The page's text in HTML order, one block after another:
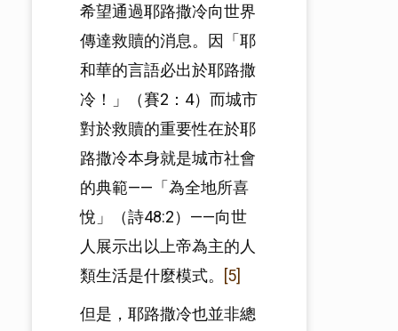
希望通過耶路撒冷向世界
傳達救贖的消息。因「耶
和華的言語必出於耶路撒
冷！」（賽2：4）而城市
對於救贖的重要性在於耶
路撒冷本身就是城市社會
的典範——「為全地所喜
悅」（詩48:2）——向世
人展示出以上帝為主的人
類生活是什麼模式。 [5]
但是，耶路撒冷也並非總